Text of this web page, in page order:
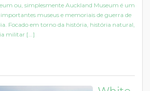
ou, simplesmente Auckland Museum é um
museus e memoriais de guerra de
Focado em torno da história, história natural,
militar [...]